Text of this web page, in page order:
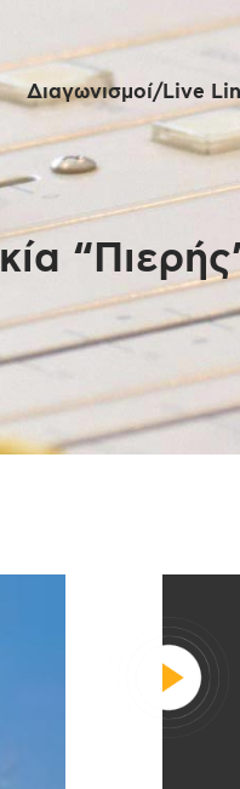
Διαγωνισμοί/Live